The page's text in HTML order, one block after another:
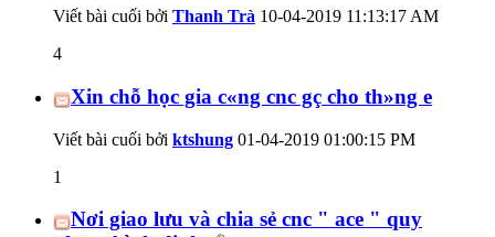
Viết bài cuối bởi Thanh Trà 10-04-2019 11:13:17 AM
4
Xin chỗ học gia c«ng cnc gç cho th»ng e
Viết bài cuối bởi ktshung 01-04-2019 01:00:15 PM
1
Nơi giao lưu và chia sẻ cnc " ace " quy